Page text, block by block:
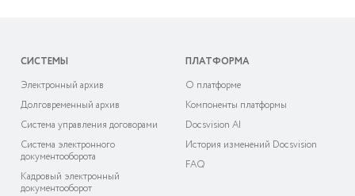
СИСТЕМЫ
Электронный архив
Долговременный архив
Система управления договорами
Система электронного
документооборота
Кадровый электронный
документооборот
ПЛАТФОРМА
О платформе
Компоненты платформы
Docsvision AI
История изменений Docsvision
FAQ